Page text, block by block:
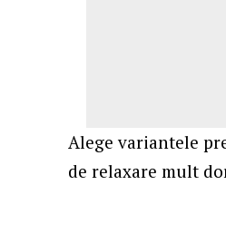
Alege variantele
de relaxare mult